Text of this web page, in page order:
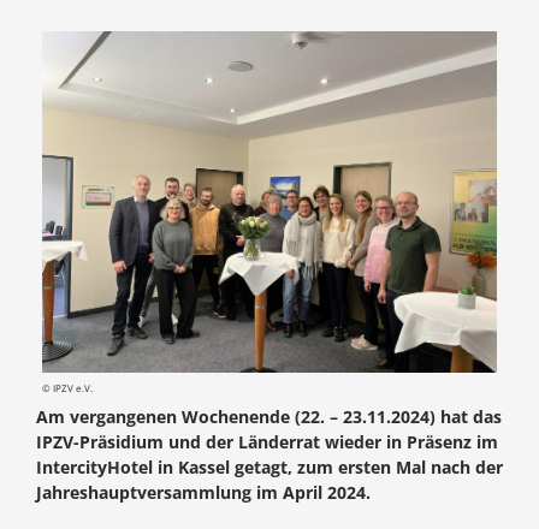
© IPZV e.V.
Am vergangenen Wochenende (22. – 23.11.2024) hat das
IPZV-Präsidium und der Länderrat wieder in Präsenz im
IntercityHotel in Kassel getagt, zum ersten Mal nach der
Jahreshauptversammlung im April 2024.